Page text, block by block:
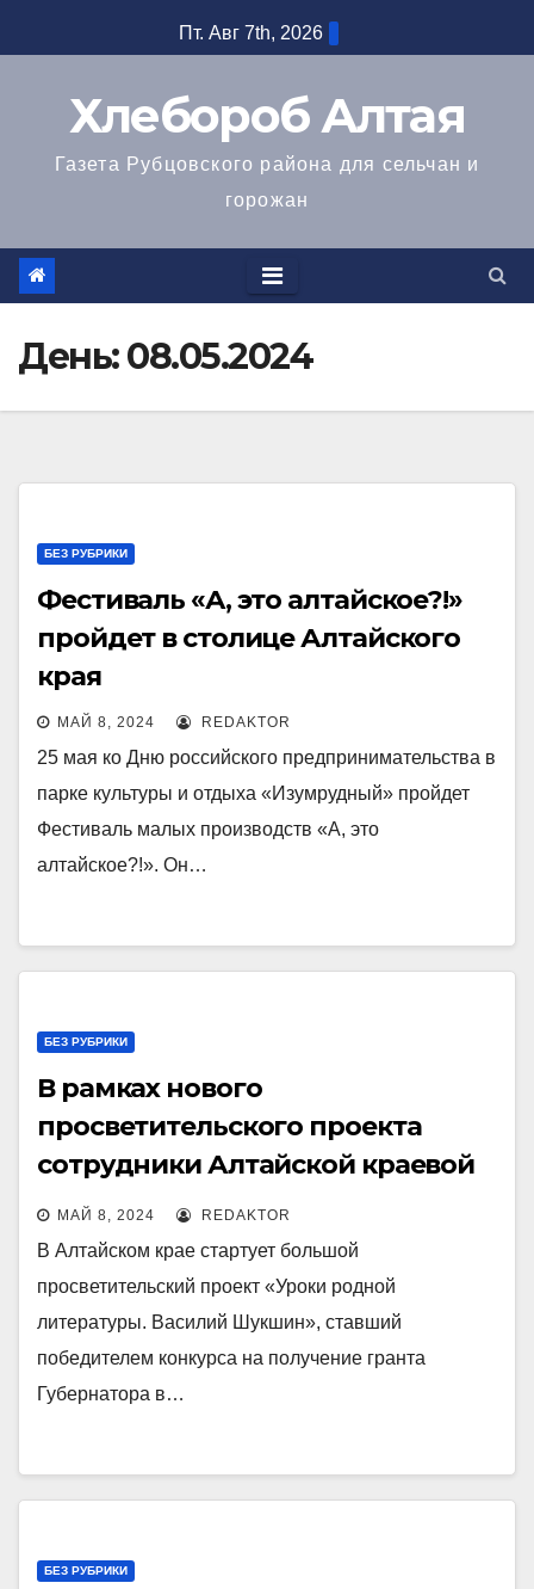
к
Пт. Авг 7th, 2026
Хлебороб Алтая
Газета Рубцовского района для сельчан и
горожан
День:08.05.2024
БЕЗ РУБРИКИ
Фестиваль «А, это алтайское?!»
пройдет в столице Алтайского
края
МАЙ 8, 2024 REDAKTOR
25 мая ко Дню российского предпринимательства в
парке культуры и отдыха «Изумрудный» пройдет
Фестиваль малых производств «А, это
алтайское?!». Он…
БЕЗ РУБРИКИ
В рамках нового
просветительского проекта
сотрудники Алтайской краевой
библиотеки посетят четыре
муниципалитета
МАЙ 8, 2024 REDAKTOR
В Алтайском крае стартует большой
просветительский проект «Уроки родной
литературы. Василий Шукшин», ставший
победителем конкурса на получение гранта
Губернатора в…
БЕЗ РУБРИКИ